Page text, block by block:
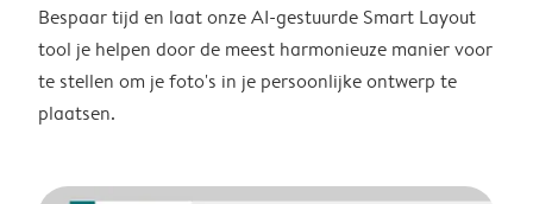
Bespaar tijd en laat onze AI-gestuurde Smart Layout
tool je helpen door de meest harmonieuze manier voor
te stellen om je foto's in je persoonlijke ontwerp te
plaatsen.